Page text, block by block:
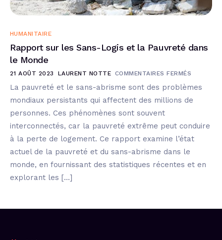
HUMANITAIRE
Rapport sur les Sans-Logis et la Pauvreté dans
le Monde
21 AOÛT 2023 LAURENT NOTTE COMMENTAIRES FERMÉS
La pauvreté et le sans-abrisme sont des problèmes
mondiaux persistants qui affectent des millions de
personnes. Ces phénomènes sont souvent
interconnectés, car la pauvreté extrême peut conduire
à la perte de logement. Ce rapport examine l’état
actuel de la pauvreté et du sans-abrisme dans le
monde, en fournissant des statistiques récentes et en
explorant les […]